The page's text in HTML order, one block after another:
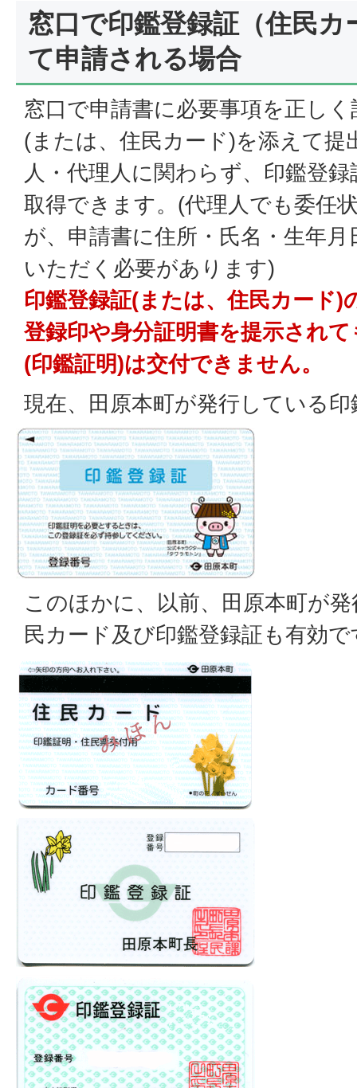
窓口で印鑑登録証（住民カ
て申請される場合
窓口で申請書に必要事項を正し
(または、住民カード)を添えて提
人・代理人に関わらず、印鑑登
取得できます。(代理人でも委任
が、申請書に住所・氏名・生年
いただく必要があります)
印鑑登録証(または、住民カード)
登録印や身分証明書を提示され
(印鑑証明)は交付できません。
現在、田原本町が発行している
このほかに、以前、田原本町が
民カード及び印鑑登録証も有効で